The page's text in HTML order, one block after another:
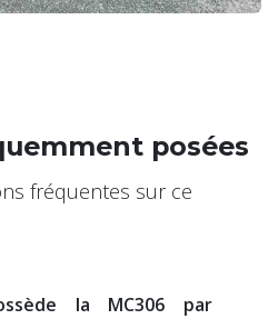
posées
fréquentes sur ce
la MC306 par